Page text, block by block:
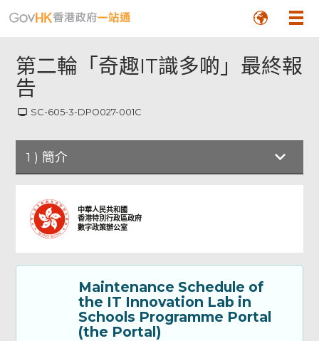
第二輪「奇趣IT識多啲」最終報
告
SC-605-3-DPO027-001C
1 ) 簡介
簡介
Part A: Particulars of the Applicant
Part B: Annual Report - Part I 乙部：年度
報告 - 第一部分
中華人民共和國
香港特別行政區政府
數字政策辦公室
Maintenance Schedule of
the IT Innovation Lab in
Schools Programme Portal
(the Portal)